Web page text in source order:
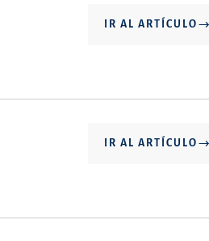
IR AL ARTÍCULO
IR AL ARTÍCULO